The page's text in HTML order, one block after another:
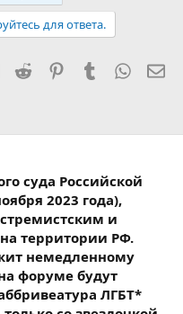
для ответа.
Reddit PinterestTumblr
суда Российской
2023 года),
и
территории РФ.
немедленному
форуме будут
ЛГБТ*